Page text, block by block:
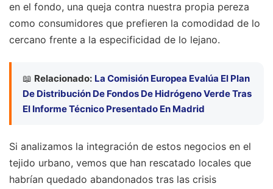
en el fondo, una queja contra nuestra propia pereza
como consumidores que prefieren la comodidad de lo
cercano frente a la especificidad de lo lejano.
📖 Relacionado: La Comisión Europea Evalúa El Plan
De Distribución De Fondos De Hidrógeno Verde Tras
El Informe Técnico Presentado En Madrid
Si analizamos la integración de estos negocios en el
tejido urbano, vemos que han rescatado locales que
habrían quedado abandonados tras las crisis